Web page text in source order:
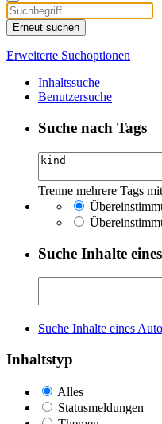
Erneut suchen
Erweiterte Suchoptionen
Inhaltssuche
Benutzersuche
Suche nach Tags
Trenne mehrere Tags
Suche Inhalte
Suche Inhalte eines
Inhaltstyp
Alles
Statusmeldungen